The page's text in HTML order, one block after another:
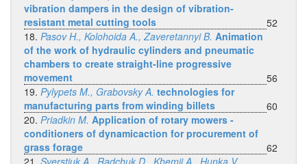
vibration dampers in the design of vibration-
resistant metal cutting tools
52
18. Pasov H., Kolohoida A., Zaveretannyi B. Animation
of the work of hydraulic cylinders and pneumatic
chambers to create straight-line progressive
movement
56
19. Pylypets M., Grabovsky A. technologies for
manufacturing parts from winding billets
60
20. Priadkin M. Application of rotary mowers -
conditioners of dynamicaction for procurement of
grass forage
62